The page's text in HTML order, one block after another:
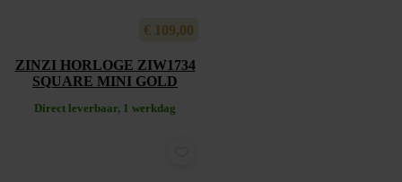
€ 109,00
ZINZI HORLOGE ZIW1734
SQUARE MINI GOLD
Direct leverbaar, 1 werkdag